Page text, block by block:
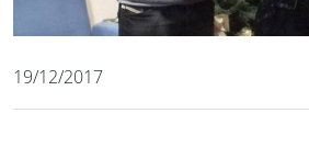
19/12/2017